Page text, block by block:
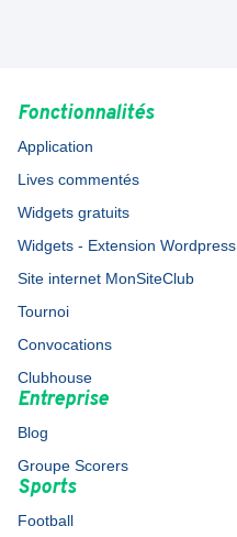
Fonctionnalités
Application
Lives commentés
Widgets gratuits
Widgets - Extension Wordpress
Site internet MonSiteClub
Tournoi
Convocations
Clubhouse
Entreprise
Blog
Groupe Scorers
Sports
Football